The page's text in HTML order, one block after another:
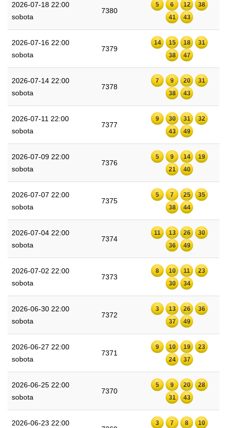
2026-07-18 22:00
sobota
7380
5 6 12
38
41
43
2026-07-16 22:00
sobota
7379
14 15 18
31
38
47
2026-07-14 22:00
sobota
7378
7 9 20
31
38
43
2026-07-11 22:00
sobota
7377
9 30 31
32
43
49
2026-07-09 22:00
sobota
7376
5 9 14
19
21
40
2026-07-07 22:00
sobota
7375
5 7 25
35
38
44
2026-07-04 22:00
sobota
7374
11 13 26
30
36
49
2026-07-02 22:00
sobota
7373
8 10 11
23
30
34
2026-06-30 22:00
sobota
7372
3 13 26
36
37
49
2026-06-27 22:00
sobota
7371
9 10 19
23
24
37
2026-06-25 22:00
sobota
7370
5 9 20
28
31
43
2026-06-23 22:00 3 7 8 10